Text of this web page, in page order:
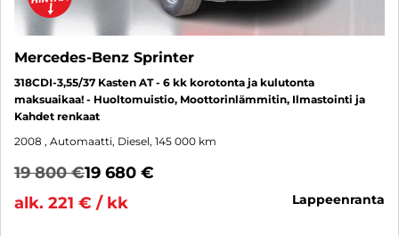
Mercedes-Benz Sprinter
318CDI-3,55/37 Kasten AT - 6 kk korotonta ja kulutonta
maksuaikaa! - Huoltomuistio, Moottorinlämmitin, Ilmastointi ja
Kahdet renkaat
2008 , Automaatti, Diesel, 145 000 km
19 800 €19 680 €
alk. 221 € / kk
lappeenranta